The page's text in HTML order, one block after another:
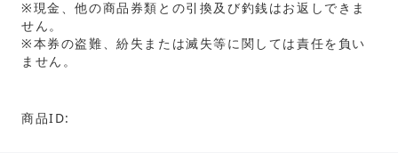
※現金、他の商品券類との引換及び釣銭はお返しできま
せん。
※本券の盗難、紛失または滅失等に関しては責任を負い
ません。
商品ID: